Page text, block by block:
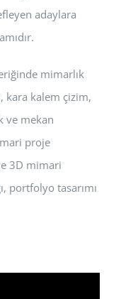
adaylara
mimarlık
kara kalem çizim,
ve mekan
proje
3D mimari
portfolyo tasarımı